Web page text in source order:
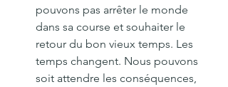
pouvons pas arrêter le monde
dans sa course et souhaiter le
retour du bon vieux temps. Les
temps changent. Nous pouvons
soit attendre les conséquences,